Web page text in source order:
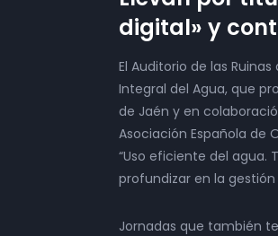
digital» y
El Auditorio de las
Integral del Agua, que
de Jaén y en
Asociación Española de
“Uso eficiente del agua.
profundizar en la
Jornadas que también